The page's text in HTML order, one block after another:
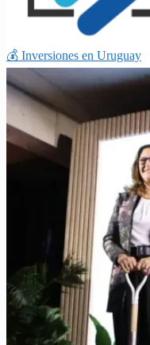
💰 Inversiones en Uruguay